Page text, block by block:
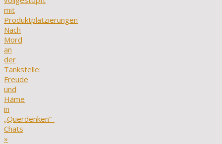
mit
Produktplatzierungen
Nach
Mord
an
der
Tankstelle:
Freude
und
Häme
in
„Querdenken“-
Chats
»